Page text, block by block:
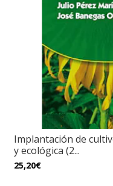
Implantación de
y ecológica (2...
25,20€